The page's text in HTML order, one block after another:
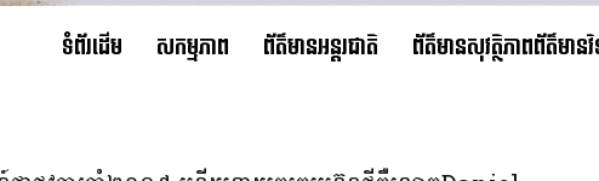
ទំព័រដើម សកម្មភាព ព័ត៌មានអន្តរជាតិ ព័ត៌មានសុវត្ថិភាពព័ត៌មានវិ